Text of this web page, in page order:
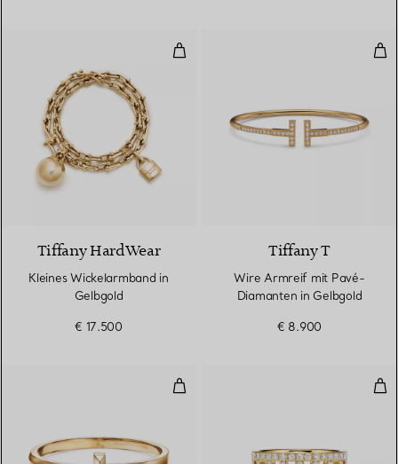
Kleines Wickelarmband in
Tiffany HardWear
Kleines Wickelarmband in
Gelbgold
€ 17.500
Tiffany T
Wire Armreif mit Pavé-
Diamanten in Gelbgold
€ 8.900
T One breiter aufklappbarer